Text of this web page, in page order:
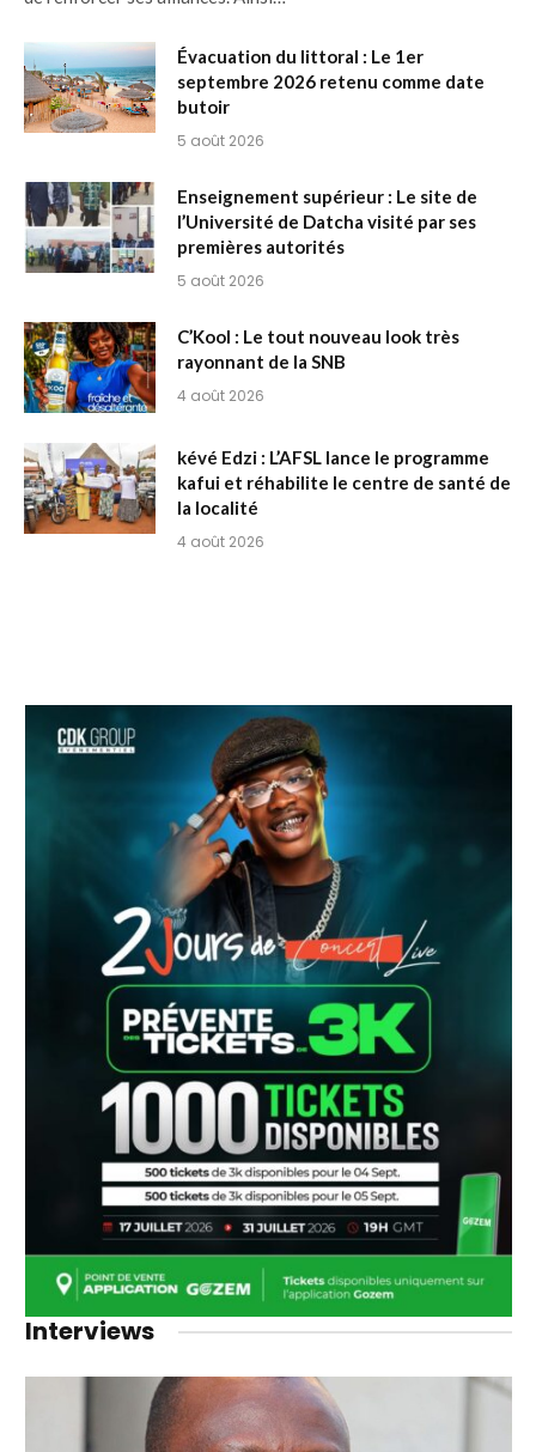
Évacuation du littoral : Le 1er
septembre 2026 retenu comme date
butoir
5 août 2026
Enseignement supérieur : Le site de
l’Université de Datcha visité par ses
premières autorités
5 août 2026
C’Kool : Le tout nouveau look très
rayonnant de la SNB
4 août 2026
kévé Edzi : L’AFSL lance le programme
kafui et réhabilite le centre de santé de
la localité
4 août 2026
Interviews